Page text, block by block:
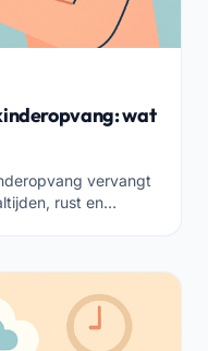
wat
vervangt
rust en